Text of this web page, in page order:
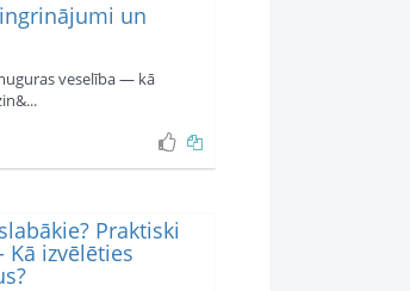
un
veselība — kā
Praktiski
izvēlēties